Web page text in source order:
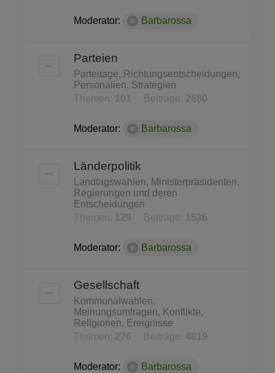
Moderator: Barbarossa
Parteien
Parteitage, Richtungsentscheidungen,
Personalien, Strategien
Themen:
101 Beiträge: 2680
Moderator: Barbarossa
Länderpolitik
Landtagswahlen, Ministerpräsidenten,
Regierungen und deren
Entscheidungen
Themen:
129 Beiträge: 1536
Moderator: Barbarossa
Gesellschaft
Kommunalwahlen,
Meinungsumfragen, Konflikte,
Religionen, Ereignisse
Themen: 276 Beiträge: 4819
Moderator: Barbarossa